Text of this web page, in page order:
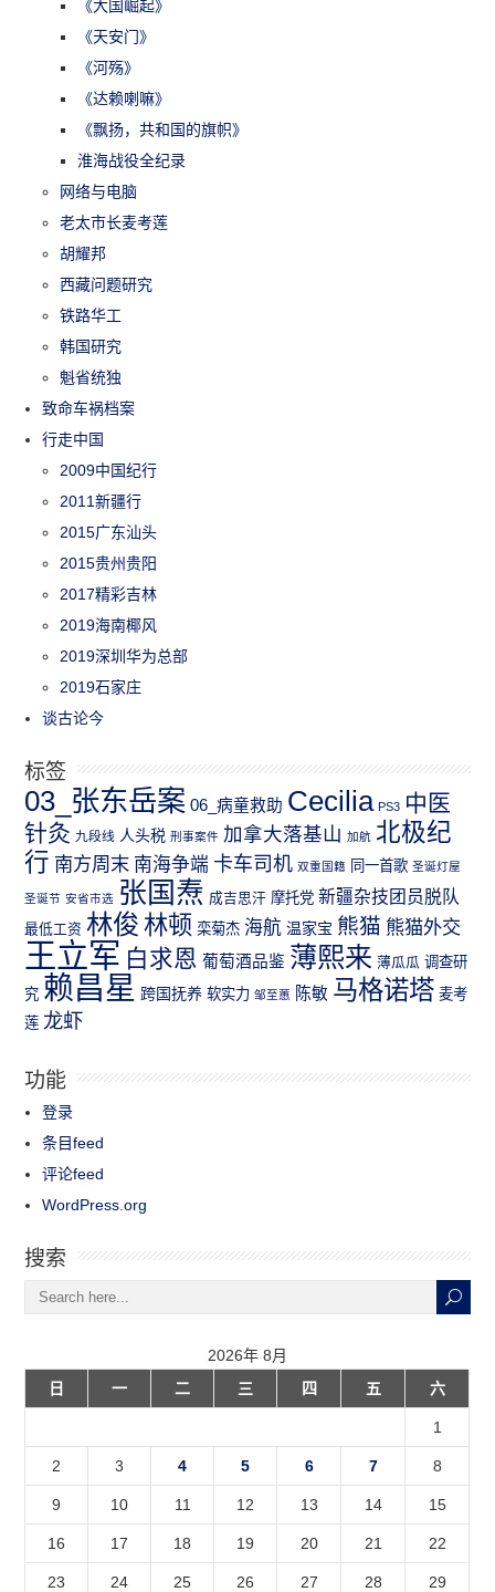
《大国崛起》
《天安门》
《河殇》
《达赖喇嘛》
《飘扬，共和国的旗帜》
淮海战役全纪录
网络与电脑
老太市长麦考莲
胡耀邦
西藏问题研究
铁路华工
韩国研究
魁省统独
致命车祸档案
行走中国
2009中国纪行
2011新疆行
2015广东汕头
2015贵州贵阳
2017精彩吉林
2019海南椰风
2019深圳华为总部
2019石家庄
谈古论今
标签
03_张东岳案 06_病童救助 Cecilia PS3 中医
针灸 九段线 人头税 刑事案件 加拿大落基山 加航 北极纪
行 南方周末 南海争端 卡车司机 双重国籍 同一首歌 圣诞灯屋
圣诞节 安省市选 张国焘 成吉思汗 摩托党 新疆杂技团员脱队
最低工资 林俊 林顿 栾菊杰 海航 温家宝 熊猫 熊猫外交
王立军 白求恩 葡萄酒品鉴 薄熙来 薄瓜瓜 调查研
究 赖昌星 跨国抚养 软实力 邹至蕙 陈敏 马格诺塔 麦考
莲 龙虾
功能
登录
条目feed
评论feed
WordPress.org
搜索
2026年 8月
日
一 二 三 四 五 六
1
2 3 4 5 6 7 8
9 10 11 12 13 14 15
16 17 18 19 20 21 22
23 24 25 26 27 28 29